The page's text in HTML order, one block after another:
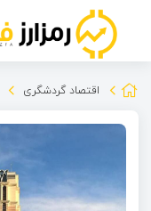
اقتصاد گردشگری